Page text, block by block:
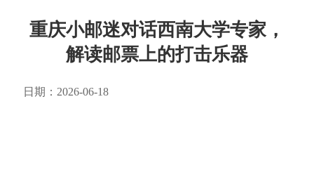
重庆小邮迷对话西南大学专家，
解读邮票上的打击乐器
日期：2026-06-18